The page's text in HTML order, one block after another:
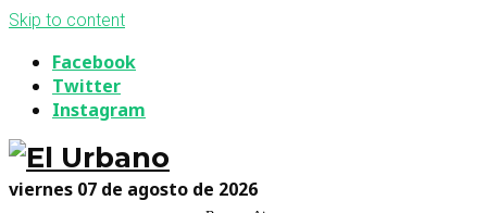
Skip to content
Facebook
Twitter
Instagram
viernes 07 de agosto de 2026